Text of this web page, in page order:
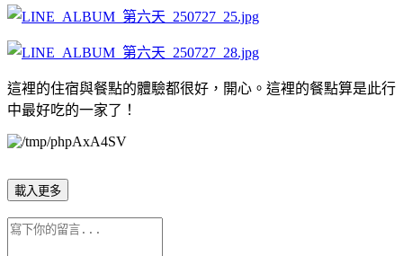
這裡的住宿與餐點的體驗都很好，開心。這裡的餐點算是此行
中最好吃的一家了！
載入更多